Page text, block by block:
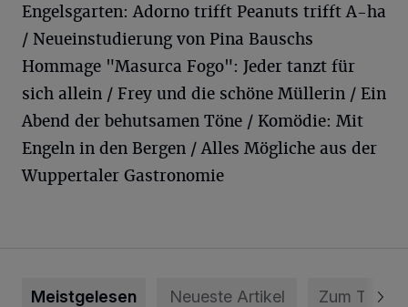
Engelsgarten: Adorno trifft Peanuts trifft A-ha
/ Neueinstudierung von Pina Bauschs
Hommage "Masurca Fogo": Jeder tanzt für
sich allein / Frey und die schöne Müllerin / Ein
Abend der behutsamen Töne / Komödie: Mit
Engeln in den Bergen / Alles Mögliche aus der
Wuppertaler Gastronomie
Meistgelesen Neueste Artikel Zum Thema